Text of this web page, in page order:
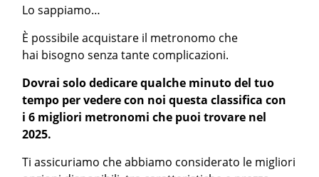
Lo sappiamo…
È possibile acquistare il metronomo che
hai bisogno senza tante complicazioni.
Dovrai solo dedicare qualche minuto del tuo
tempo per vedere con noi questa classifica con
i 6 migliori metronomi che puoi trovare nel
2025.
Ti assicuriamo che abbiamo considerato le migliori